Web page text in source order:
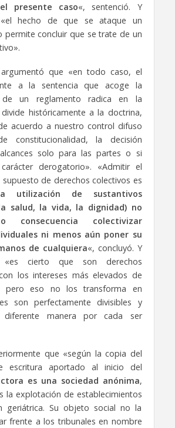
presente caso«, sentenció. Y
hecho de que se ataque un
permite concluir que se trate de un
que «en todo caso, el
a la sentencia que acoge la
de un reglamento radica en la
históricamente a la doctrina,
acuerdo a nuestro control difuso
constitucionalidad, la decisión
solo para las partes o si
derogatorio». «Admitir el
de derechos colectivos es
utilización de sustantivos
salud, la vida, la dignidad) no
consecuencia colectivizar
ni menos aún poner su
de cualquiera«, concluyó. Y
cierto que son derechos
los intereses más elevados de
pero eso no los transforma en
son perfectamente divisibles y
diferente manera por cada ser
que «según la copia del
escritura aportado al inicio del
es una sociedad anónima,
la explotación de establecimientos
geriátrica. Su objeto social no la
frente a los tribunales en nombre